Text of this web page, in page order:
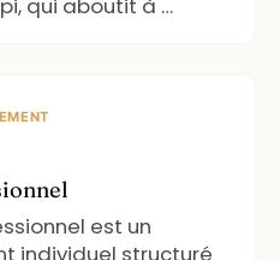
qui aboutit à …
est un